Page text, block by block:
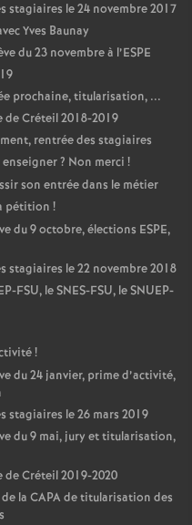
stagiaires le 24 novembre 2017
Yves Baunay
du 23 novembre à l’ESPE
prochaine, titularisation, ...
de Créteil 2018-2019
rentrée des stagiaires
enseigner? Non merci !
son entrée dans le métier
pétition !
du 9 octobre, élections ESPE,
stagiaires le 22 novembre 2018
-FSU, leSNES-FSU, leSNUEP-
!
du 24 janvier, prime d’activité,
stagiaires le 26 mars 2019
du 9 mai, jury et titularisation,
de Créteil 2019-2020
de la CAPAde titularisation des